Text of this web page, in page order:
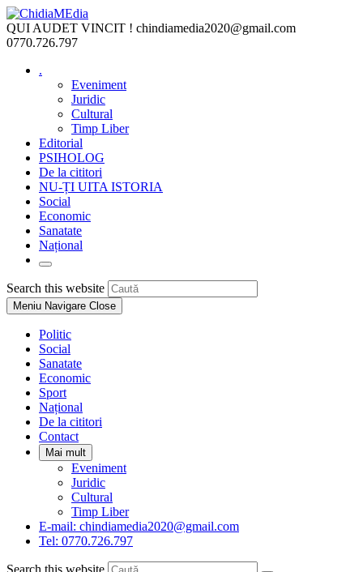
Skip
to
content
QUI AUDET VINCIT ! chindiamedia2020@gmail.com
0770.726.797
.
Eveniment
Juridic
Cultural
Timp Liber
Editorial
PSIHOLOG
De la cititori
NU-ȚI UITA ISTORIA
Social
Economic
Sanatate
Național
Toggle
website
search
Search this website
Escape
Meniu Navigare Close
Politic
Social
Sanatate
Economic
Sport
Național
De la cititori
Contact
Mai mult
Eveniment
Juridic
Cultural
Timp Liber
E-mail: chindiamedia2020@gmail.com
Tel: 0770.726.797
Search this website